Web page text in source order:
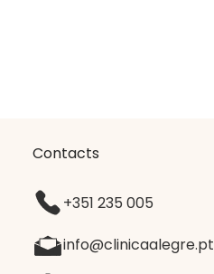
Contacts
+351 235 005
info@clinicaalegre.pt